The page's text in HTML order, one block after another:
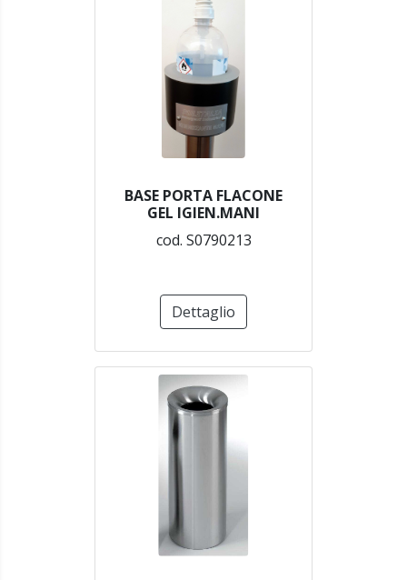
BASE PORTA FLACONE
GEL IGIEN.MANI
cod. S0790213
Dettaglio